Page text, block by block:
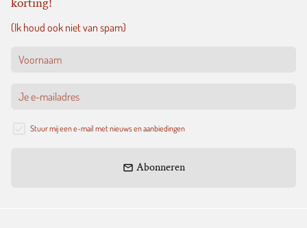
(Ik houd ook niet van spam)
Stuur mij een e-mail met nieuws en aanbiedingen
email Abonneren